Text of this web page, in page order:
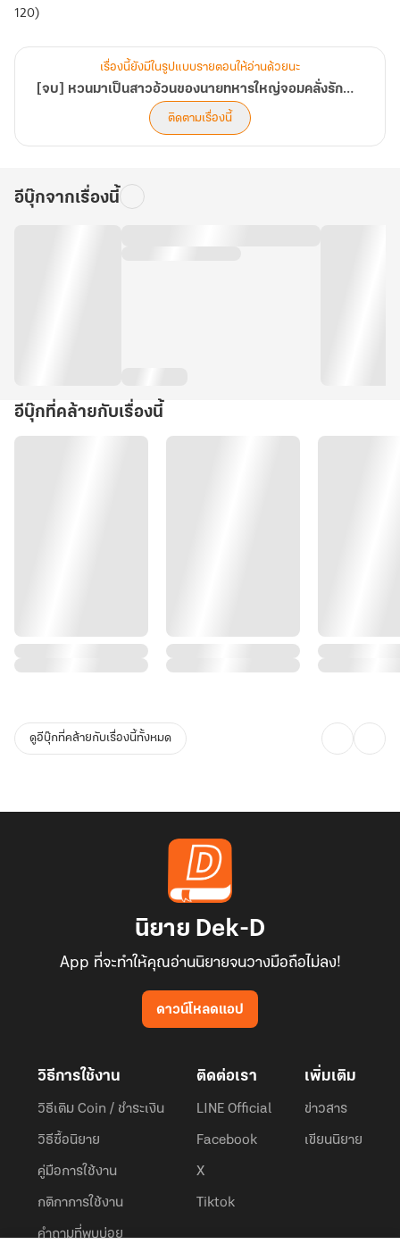
120)
เรื่องนี้ยังมีในรูปแบบรายตอนให้อ่านด้วยนะ
[จบ] หวนมาเป็นสาวอ้วนของนายทหารใหญ่จอมคลั่งรักยุค 80
ติดตามเรื่องนี้
อีบุ๊กจากเรื่องนี้
อีบุ๊กที่คล้ายกับเรื่องนี้
ดูอีบุ๊กที่คล้ายกับเรื่องนี้ทั้งหมด
นิยาย Dek-D
App ที่จะทำให้คุณอ่านนิยายจนวางมือถือไม่ลง!
ดาวน์โหลดแอป
วิธีการใช้งาน
วิธีเติม Coin / ชำระเงิน
วิธีซื้อนิยาย
คู่มือการใช้งาน
กติกาการใช้งาน
คำถามที่พบบ่อย
ติดต่อเรา
LINE Official
Facebook
X
Tiktok
เพิ่มเติม
ข่าวสาร
เขียนนิยาย